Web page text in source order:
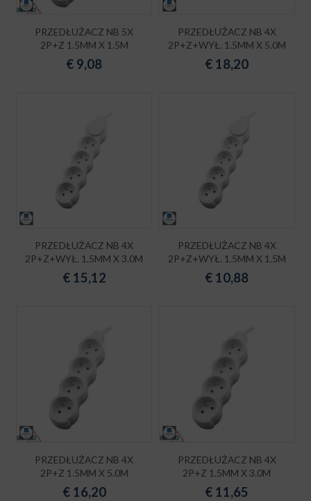
PRZEDŁUŻACZ NB 5X
2P+Z 1.5MM X 1.5M
€ 9,08
PRZEDŁUŻACZ NB 4X
2P+Z+WYŁ. 1.5MM X 5.0M
€ 18,20
PRZEDŁUŻACZ NB 4X
2P+Z+WYŁ. 1.5MM X 3.0M
€ 15,12
PRZEDŁUŻACZ NB 4X
2P+Z+WYŁ. 1.5MM X 1.5M
€ 10,88
PRZEDŁUŻACZ NB 4X
2P+Z 1.5MM X 5.0M
€ 16,20
PRZEDŁUŻACZ NB 4X
2P+Z 1.5MM X 3.0M
€ 11,65